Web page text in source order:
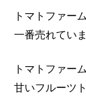
トマトファー
一番売れてい
トマトファー
甘いフルーツ